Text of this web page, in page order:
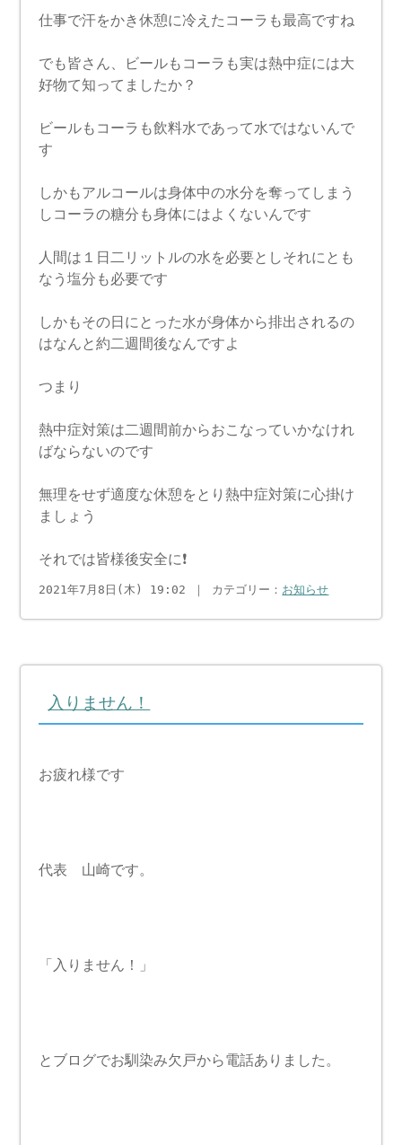
仕事で汗をかき休憩に冷えたコーラも最高ですね
でも皆さん、ビールもコーラも実は熱中症には大
好物て知ってましたか？
ビールもコーラも飲料水であって水ではないんで
す
しかもアルコールは身体中の水分を奪ってしまう
しコーラの糖分も身体にはよくないんです
人間は１日二リットルの水を必要としそれにとも
なう塩分も必要です
しかもその日にとった水が身体から排出されるの
はなんと約二週間後なんですよ
つまり
熱中症対策は二週間前からおこなっていかなけれ
ばならないのです
無理をせず適度な休憩をとり熱中症対策に心掛け
ましょう
それでは皆様後安全に❗
2021年7月8日(木) 19:02 ｜ カテゴリー： お知らせ
入りません！
お疲れ様です
代表 山崎です。
「入りません！」
とブログでお馴染み欠戸から電話ありました。